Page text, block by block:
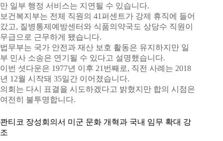
만 일부 행정 서비스는 지연될 수 있습니다.
보건복지부는 전체 직원의 41퍼센트가 강제 휴직에 들어
갔고, 질병통제예방센터와 식품의약국도 상당수 직원이
무급으로 근무하게 됐습니다.
법무부는 국가 안전과 재산 보호 활동은 유지하지만 일
부 민사 소송은 연기될 수 있다고 설명했습니다.
이번 셧다운은 1977년 이후 21번째로, 직전 사례는 2018
년 12월 시작돼 35일간 이어졌습니다.
의회는 다시 표결을 시도하겠다고 밝혔지만 합의 시점은
여전히 불투명합니다.
콴티코 장성회의서 미군 문화 개혁과 국내 임무 확대 강
조